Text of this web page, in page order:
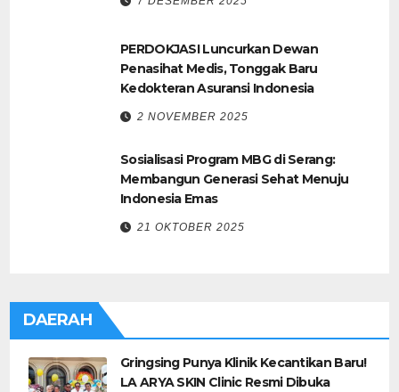
PERDOKJASI Luncurkan Dewan
Penasihat Medis, Tonggak Baru
Kedokteran Asuransi Indonesia
2 NOVEMBER 2025
Sosialisasi Program MBG di Serang:
Membangun Generasi Sehat Menuju
Indonesia Emas
21 OKTOBER 2025
DAERAH
Gringsing Punya Klinik Kecantikan Baru!
LA ARYA SKIN Clinic Resmi Dibuka